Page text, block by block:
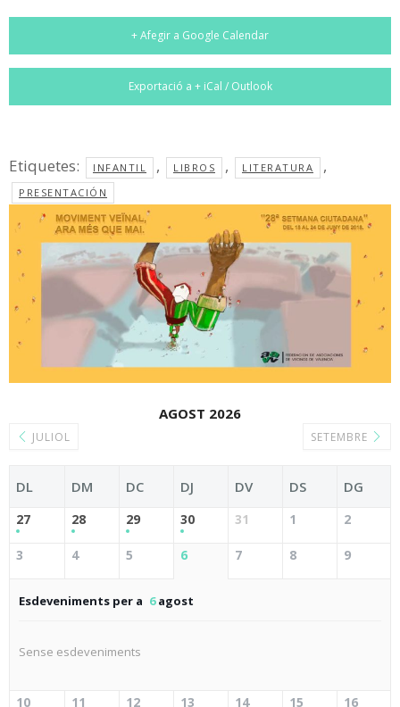
+ Afegir a Google Calendar
Exportació a + iCal / Outlook
Etiquetes: INFANTIL , LIBROS , LITERATURA ,
PRESENTACIÓN
JULIOL
AGOST 2026
SETEMBRE
DL DM DC DJ DV DS DG
27 28 29 30 31 1 2
3 4 5 6 7 8 9
Esdeveniments per a 6agost
Sense esdeveniments
10 11 12 13 14 15 16